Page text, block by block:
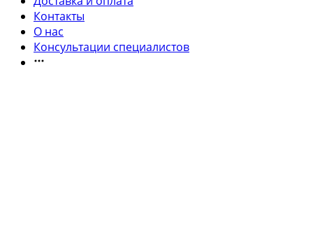
Контакты
О нас
Консультации специалистов